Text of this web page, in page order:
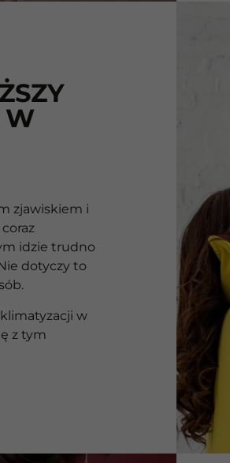
W
zjawiskiem i
idzie trudno
dotyczy to
w
z tym